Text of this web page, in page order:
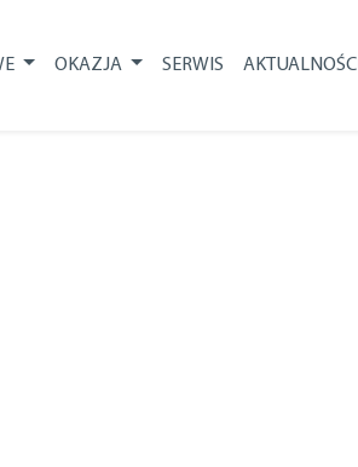
OKAZJA SERWIS AKTUALNOŚCI